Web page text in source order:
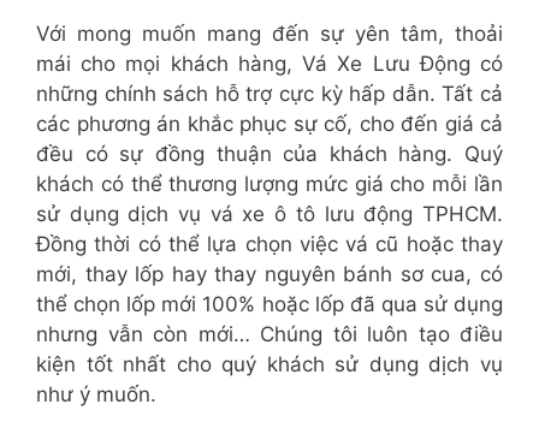
Với mong muốn mang đến sự yên tâm, thoải
mái cho mọi khách hàng, Vá Xe Lưu Động có
những chính sách hỗ trợ cực kỳ hấp dẫn. Tất cả
các phương án khắc phục sự cố, cho đến giá cả
đều có sự đồng thuận của khách hàng. Quý
khách có thể thương lượng mức giá cho mỗi lần
sử dụng dịch vụ vá xe ô tô lưu động TPHCM.
Đồng thời có thể lựa chọn việc vá cũ hoặc thay
mới, thay lốp hay thay nguyên bánh sơ cua, có
thể chọn lốp mới 100% hoặc lốp đã qua sử dụng
nhưng vẫn còn mới… Chúng tôi luôn tạo điều
kiện tốt nhất cho quý khách sử dụng dịch vụ
như ý muốn.